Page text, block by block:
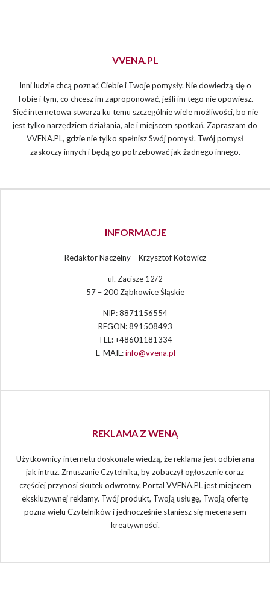
VVENA.PL
Inni ludzie chcą poznać Ciebie i Twoje pomysły. Nie dowiedzą się o
Tobie i tym, co chcesz im zaproponować, jeśli im tego nie opowiesz.
Sieć internetowa stwarza ku temu szczególnie wiele możliwości, bo nie
jest tylko narzędziem działania, ale i miejscem spotkań. Zapraszam do
VVENA.PL, gdzie nie tylko spełnisz Swój pomysł. Twój pomysł
zaskoczy innych i będą go potrzebować jak żadnego innego.
INFORMACJE
Redaktor Naczelny – Krzysztof Kotowicz
ul. Zacisze 12/2
57 – 200 Ząbkowice Śląskie
NIP: 8871156554
REGON: 891508493
TEL: +48601181334
E-MAIL:info@vvena.pl
REKLAMA Z WENĄ
Użytkownicy internetu doskonale wiedzą, że reklama jest odbierana
jak intruz. Zmuszanie Czytelnika, by zobaczył ogłoszenie coraz
częściej przynosi skutek odwrotny. Portal VVENA.PL jest miejscem
ekskluzywnej reklamy. Twój produkt, Twoją usługę, Twoją ofertę
pozna wielu Czytelników i jednocześnie staniesz się mecenasem
kreatywności.